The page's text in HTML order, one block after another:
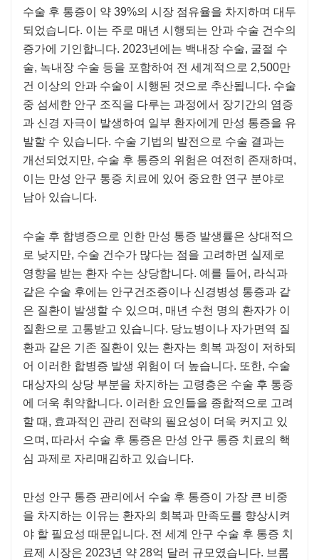
수술 후 통증이 약 39%의 시장 점유율을 차지하며 대두
되었습니다. 이는 주로 매년 시행되는 안과 수술 건수의
증가에 기인합니다. 2023년에는 백내장 수술, 굴절 수
술, 녹내장 수술 등을 포함하여 전 세계적으로 2,500만
건 이상의 안과 수술이 시행된 것으로 추산됩니다. 수술
중 섬세한 안구 조직을 다루는 과정에서 장기간의 염증
과 신경 자극이 발생하여 일부 환자에게 만성 통증을 유
발할 수 있습니다. 수술 기법의 발전으로 수술 결과는
개선되었지만, 수술 후 통증의 위험은 여전히 ​​존재하며,
이는 만성 안구 통증 치료에 있어 중요한 연구 분야로
남아 있습니다.
수술 후 합병증으로 인한 만성 통증 발생률은 상대적으
로 낮지만, 수술 건수가 많다는 점을 고려하면 실제로
영향을 받는 환자 수는 상당합니다. 예를 들어, 라식과
같은 수술 후에는 안구건조증이나 신경병성 통증과 같
은 질환이 발생할 수 있으며, 매년 수천 명의 환자가 이
질환으로 고통받고 있습니다. 당뇨병이나 자가면역 질
환과 같은 기존 질환이 있는 환자는 회복 과정이 저하되
어 이러한 합병증 발생 위험이 더 높습니다. 또한, 수술
대상자의 상당 부분을 차지하는 고령층은 수술 후 통증
에 더욱 취약합니다. 이러한 요인들을 종합적으로 고려
할 때, 효과적인 관리 전략의 필요성이 더욱 커지고 있
으며, 따라서 수술 후 통증은 만성 안구 통증 치료의 핵
심 과제로 자리매김하고 있습니다.
만성 안구 통증 관리에서 수술 후 통증이 가장 큰 비중
을 차지하는 이유는 환자의 회복과 만족도를 향상시켜
야 할 필요성 때문입니다. 전 세계 안구 수술 후 통증 치
료제 시장은 2023년 약 28억 달러 규모였습니다. 브롬